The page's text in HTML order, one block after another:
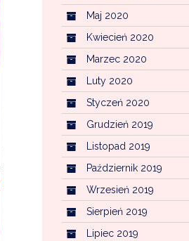
Maj 2020
Kwiecień 2020
Marzec 2020
Luty 2020
Styczeń 2020
Grudzień 2019
Listopad 2019
Październik 2019
Wrzesień 2019
Sierpień 2019
Lipiec 2019